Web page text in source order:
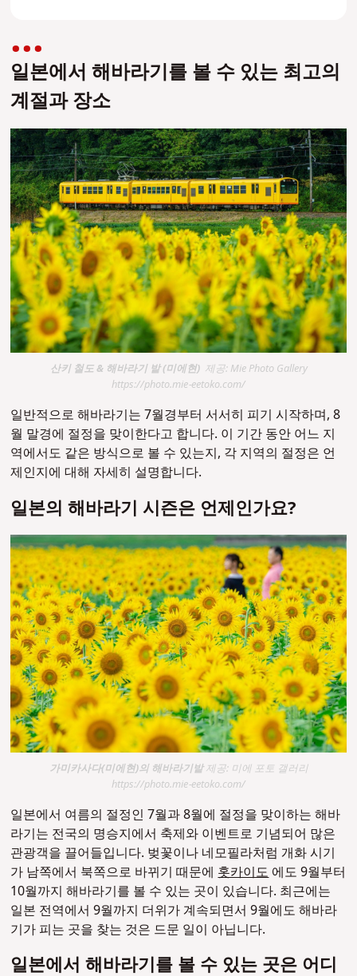
일본에서 해바라기를 볼 수 있는 최고의
계절과 장소
산키 철도 & 해바라기 밭 (미에현)제공: Mie Photo Gallery
https://photo.mie-eetoko.com/
일반적으로 해바라기는 7월경부터 서서히 피기 시작하며, 8
월 말경에 절정을 맞이한다고 합니다. 이 기간 동안 어느 지
역에서도 같은 방식으로 볼 수 있는지, 각 지역의 절정은 언
제인지에 대해 자세히 설명합니다.
일본의 해바라기 시즌은 언제인가요?
가미카사다(미에현)의 해바라기밭제공: 미에 포토 갤러리
https://photo.mie-eetoko.com/
일본에서 여름의 절정인 7월과 8월에 절정을 맞이하는 해바
라기는 전국의 명승지에서 축제와 이벤트로 기념되어 많은
관광객을 끌어들입니다. 벚꽃이나 네모필라처럼 개화 시기
가 남쪽에서 북쪽으로 바뀌기 때문에홋카이도에도 9월부터
10월까지 해바라기를 볼 수 있는 곳이 있습니다. 최근에는
일본 전역에서 9월까지 더위가 계속되면서 9월에도 해바라
기가 피는 곳을 찾는 것은 드문 일이 아닙니다.
일본에서 해바라기를 볼 수 있는 곳은 어디